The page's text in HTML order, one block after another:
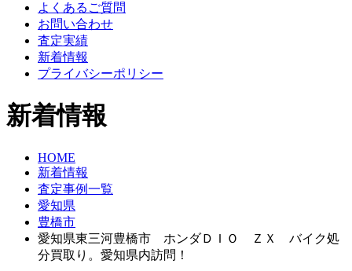
よくあるご質問
お問い合わせ
査定実績
新着情報
プライバシーポリシー
新着情報
HOME
新着情報
査定事例一覧
愛知県
豊橋市
愛知県東三河豊橋市 ホンダＤＩＯ ＺＸ バイク処
分買取り。愛知県内訪問！